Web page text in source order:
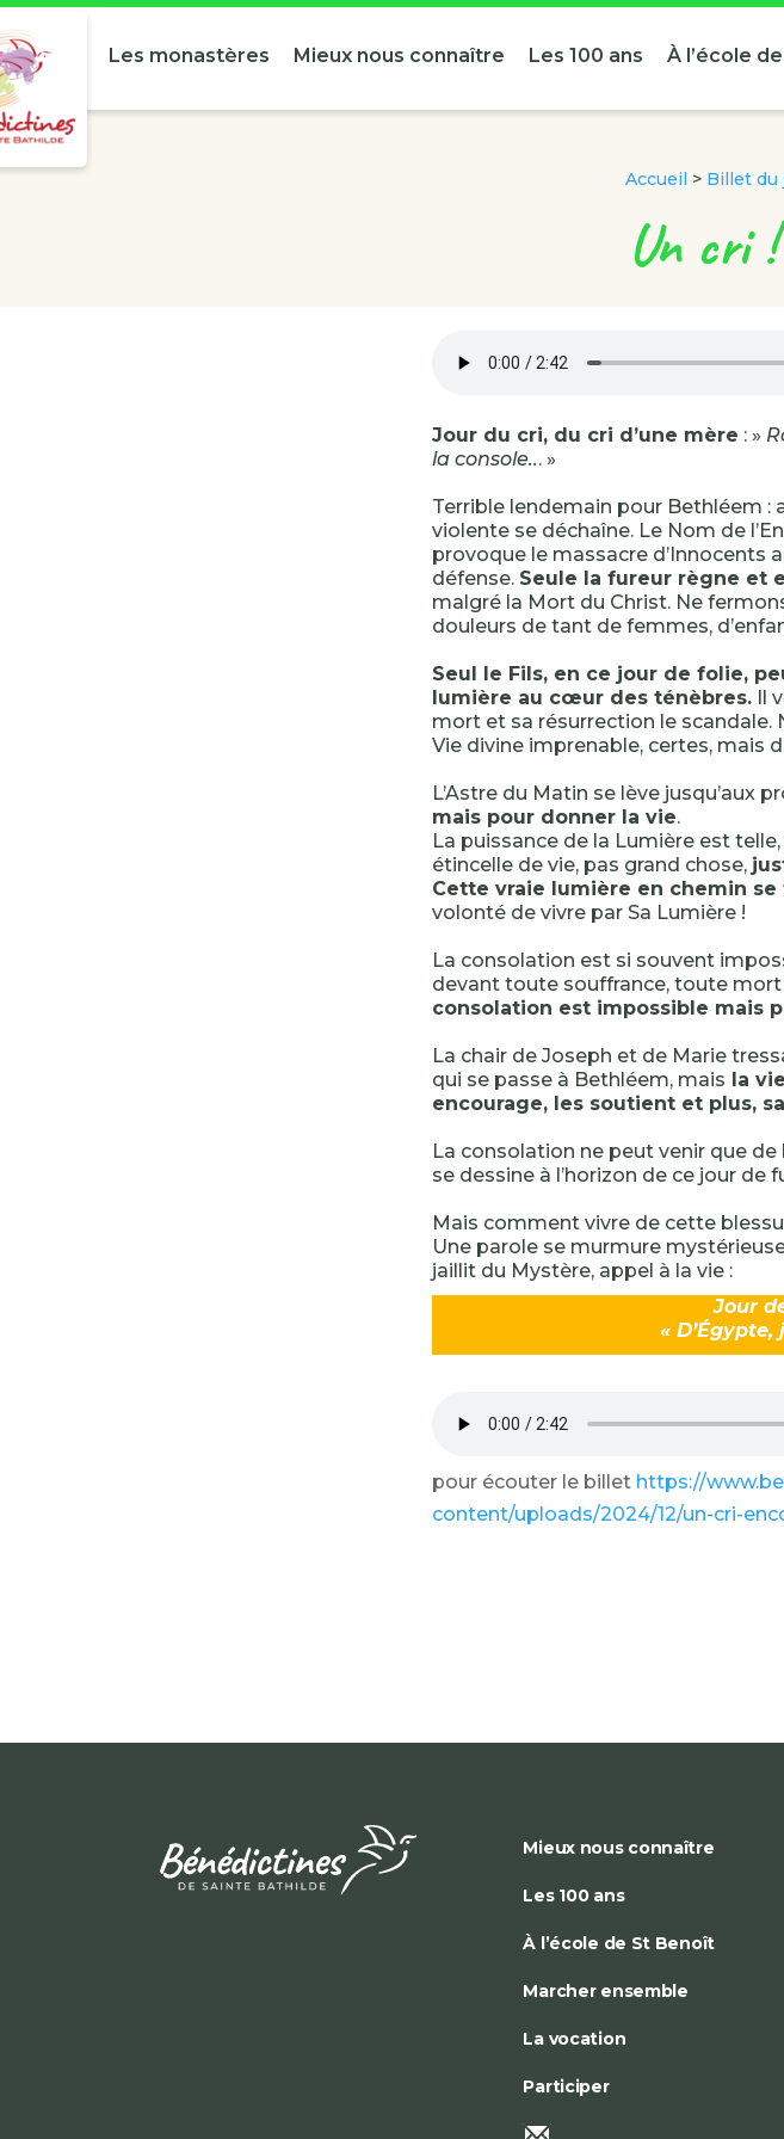
Les monastères Mieux nous connaître Les 100 ans À l’école
Accueil > Billet du
Un cri
Jour du cri, du cri d’une mère : »
la console... »
Terrible lendemain pour Bethléem :
violente se déchaîne. Le Nom de
provoque le massacre d’Innocents
défense. Seule la fureur règne et
malgré la Mort du Christ. Ne
douleurs de tant de femmes,
Seul le Fils, en ce jour de folie,
lumière au cœur des ténèbres. Il
mort et sa résurrection le scandale.
Vie divine imprenable, certes, mais
L’Astre du Matin se lève jusqu’aux
mais pour donner la vie.
La puissance de la Lumière est
étincelle de vie, pas grand chose,
Cette vraie lumière en chemin
volonté de vivre par Sa Lumière !
La consolation est si souvent
devant toute souffrance, toute mort
consolation est impossible mais
La chair de Joseph et de Marie
qui se passe à Bethléem, mais la
encourage, les soutient et plus,
La consolation ne peut venir que
se dessine à l’horizon de ce jour de
Mais comment vivre de cette
Une parole se murmure
jaillit du Mystère, appel à la vie :
Jour
«
pour écouter le billet https://
content/uploads/2024/12/un-cri-
Mieux nous connaître
Les 100 ans
À l’école de St Benoît
Marcher ensemble
La vocation
Participer